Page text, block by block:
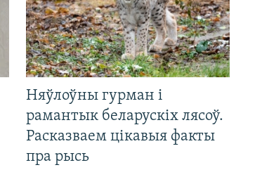
Няўлоўны гурман і
рамантык беларускіх лясоў.
Расказваем цікавыя факты
пра рысь